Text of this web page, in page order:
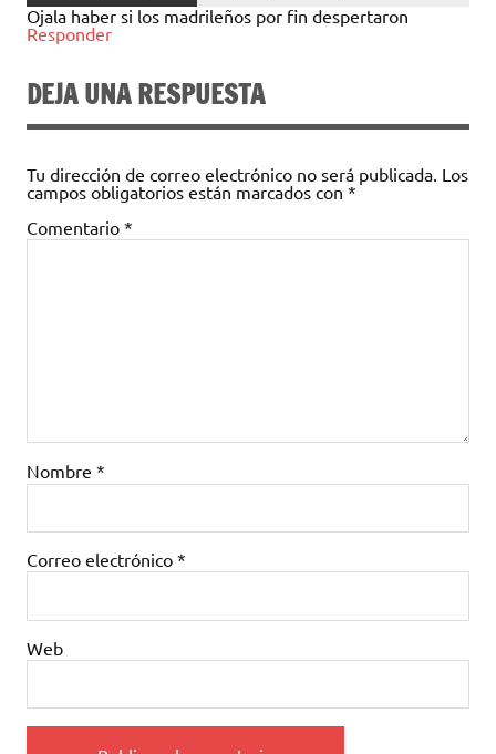
Ojala haber si los madrileños por fin despertaron
Responder
DEJA UNA RESPUESTA
Tu dirección de correo electrónico no será publicada. Los
campos obligatorios están marcados con *
Comentario *
Nombre *
Correo electrónico *
Web